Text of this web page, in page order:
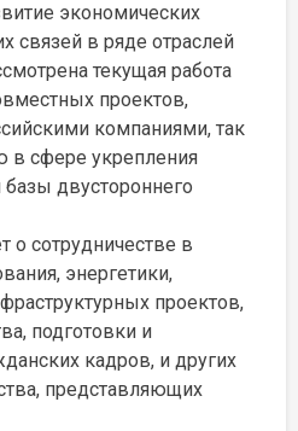
экономических
связей в ряде отраслей
текущая работа
проектов,
компаниями, так
в сфере укрепления
двустороннего
о сотрудничестве в
энергетики,
проектов,
подготовки и
кадров, и других
представляющих